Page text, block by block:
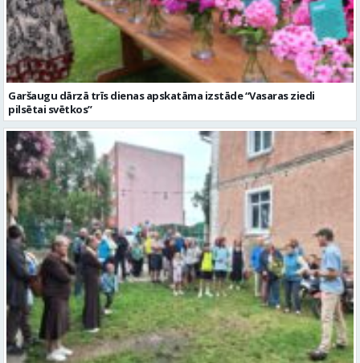
pilsētai svētkos”
Valmieras dzimšanas diena sākas ar Krāču kakta svētkiem